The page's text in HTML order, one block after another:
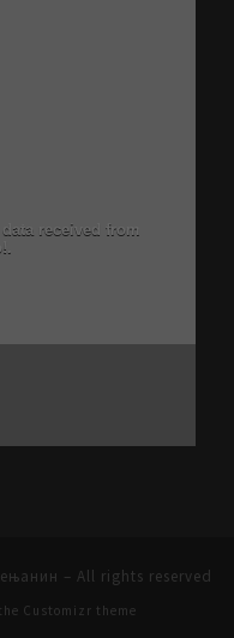
received from
– All rights reserved
Customizr theme